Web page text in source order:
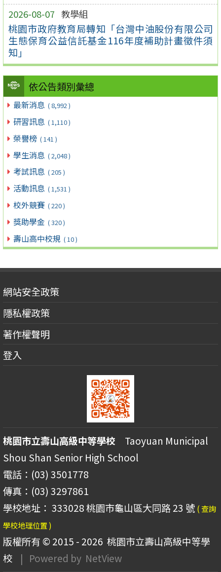
2026-08-07 教學組
桃園市政府教育局轉知「台灣中油股份有限公司
生態保育公益信託基金116年度補助計畫徵件須
知」
依公告類別彙總
最新消息 ( 8,992 )
研習訊息 ( 1,110 )
榮譽榜 ( 141 )
學生消息 ( 2,048 )
考試訊息 ( 205 )
活動訊息 ( 1,531 )
校外競賽 ( 220 )
獎助學金 ( 320 )
壽山高中校規 ( 10 )
網站安全政策
隱私權政策
著作權聲明
登入
桃園市立壽山高級中等學校 Taoyuan Municipal
Shou Shan Senior High School
電話：(03) 3501778
傳真：(03) 3297861
學校地址： 333028 桃園市龜山區大同路 23 號 ( 查詢
學校地理位置 )
版權所有 © 2015 - 2026 桃園市立壽山高級中等學
校
| Powered by NetView